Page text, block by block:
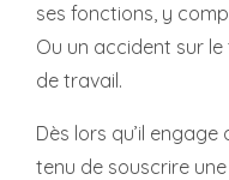
ses fonctions, y
Ou un accident sur
de travail.
Dès lors qu’il
tenu de souscrire